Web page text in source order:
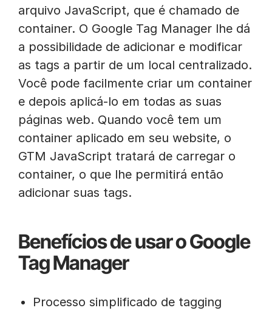
arquivo JavaScript, que é chamado de
container. O Google Tag Manager lhe dá
a possibilidade de adicionar e modificar
as tags a partir de um local centralizado.
Você pode facilmente criar um container
e depois aplicá-lo em todas as suas
páginas web. Quando você tem um
container aplicado em seu website, o
GTM JavaScript tratará de carregar o
container, o que lhe permitirá então
adicionar suas tags.
Benefícios de usar o Google
Tag Manager
Processo simplificado de tagging